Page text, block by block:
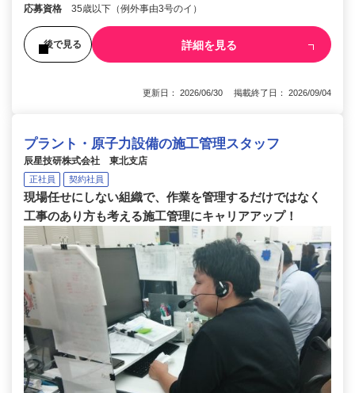
応募資格 35歳以下（例外事由3号のイ）
後で見る 詳細を見る
更新日： 2026/06/30 掲載終了日： 2026/09/04
プラント・原子力設備の施工管理スタッフ
辰星技研株式会社 東北支店
正社員 契約社員
現場任せにしない組織で、作業を管理するだけではなく
工事のあり方も考える施工管理にキャリアアップ！